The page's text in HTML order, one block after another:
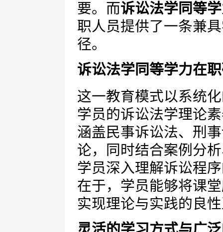
要。而诉讼法学同等
职人员提供了一条兼
径。
诉讼法学同等学力在
这一教育模式以系统
学员的诉讼法学理论
涵盖民事诉讼法、刑
论，同时结合案例分
学员深入理解诉讼程
在于，学员能够将课
实现理论与实践的良